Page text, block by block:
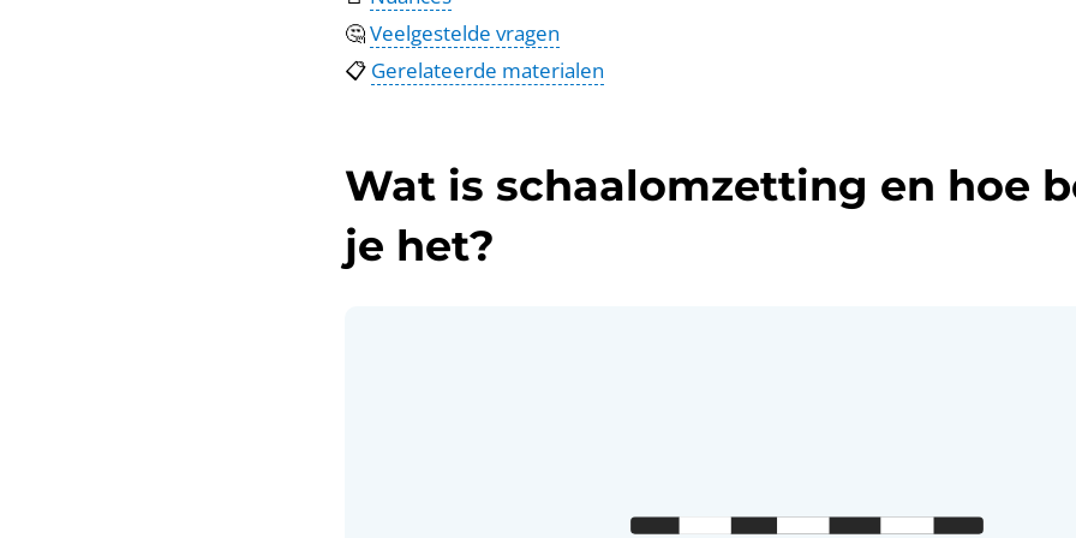
🤔Veelgestelde vragen
📋 Gerelateerde materialen
Wat is schaalomzetting en hoe
je het?